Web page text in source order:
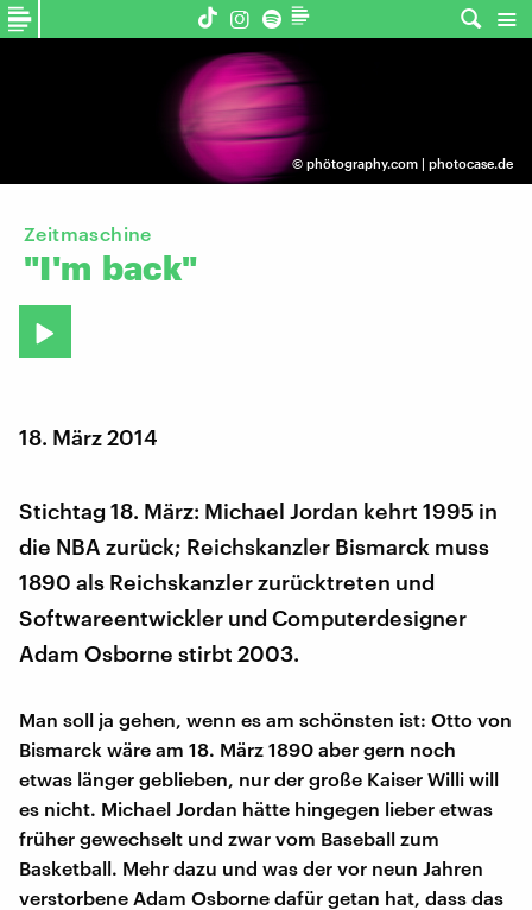
© phötography.com | photocase.de
Zeitmaschine
"I'm back"
18. März 2014
Stichtag 18. März: Michael Jordan kehrt 1995 in
die NBA zurück; Reichskanzler Bismarck muss
1890 als Reichskanzler zurücktreten und
Softwareentwickler und Computerdesigner
Adam Osborne stirbt 2003.
Man soll ja gehen, wenn es am schönsten ist: Otto von
Bismarck wäre am 18. März 1890 aber gern noch
etwas länger geblieben, nur der große Kaiser Willi will
es nicht. Michael Jordan hätte hingegen lieber etwas
früher gewechselt und zwar vom Baseball zum
Basketball. Mehr dazu und was der vor neun Jahren
verstorbene Adam Osborne dafür getan hat, dass das